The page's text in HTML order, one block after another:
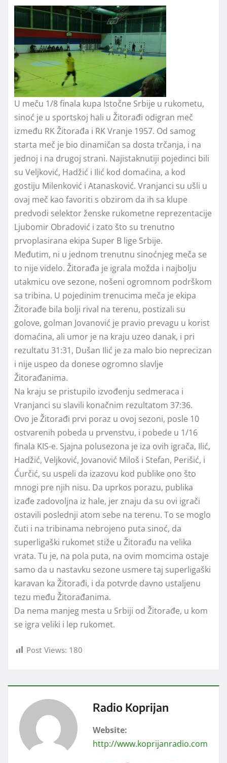
U meču 1/8 finala kupa Istočne Srbije u rukometu,
sinoć je u sportskoj hali u Žitorađi odigran meč
između RK Žitorađa i RK Vranje 1957. Od samog
starta meč je bio dinamičan sa dosta trčanja, i na
jednoj i na drugoj strani. Najistaknutiji pojedinci bili
su Veljković, Hadžić i Ilić kod domaćina, a kod
gostiju Milenković i Atanasković. Vranjanci su ušli u
ovaj meč kao favoriti s obzirom da ih sa klupe
predvodi selektor ženske rukometne reprezentacije
Ljubomir Obradović i zato što su trenutno
prvoplasirana ekipa Super B lige Srbije.
Međutim, ni u jednom trenutnu sinoćnjeg meča se
to nije videlo. Žitorađa je igrala možda i najbolju
utakmicu ove sezone, nošeni ogromnom podrškom
sa tribina. U pojedinim trenucima meča je ekipa
Žitorađe bila bolji rival na terenu, postizali su
golove, golman Jovanović je pravio prevagu u korist
domaćina, ali umor je na kraju uzeo danak, i pri
rezultatu 31:31, Dušan Ilić je za malo bio neprecizan
i nije uspeo da donese ogromno slavlje
Žitorađanima.
Na kraju se pristupilo izvođenju sedmeraca i
Vranjanci su slavili konačnim rezultatom 37:36.
Ovo je Žitorađi prvi poraz u ovoj sezoni, posle 10
ostvarenih pobeda u prvenstvu, i pobede u 1/16
finala KIS-e. Sjajna polusezona je iza ovih igrača, Ilić,
Hadžić, Veljković, Jovanović Miloš i Stefan, Perišić, i
Ćurčić, su uspeli da izazovu kod publike ono što
mnogi pre njih nisu. Da uprkos porazu, publika
izađe zadovoljna iz hale, jer znaju da su ovi igrači
ostavili poslednji atom sebe na terenu. To se moglo
čuti i na tribinama nebrojeno puta sinoć, da
superligaški rukomet stiže u Žitorađu na velika
vrata. Tu je, na pola puta, na ovim momcima ostaje
samo da u nastavku sezone usmere taj superligaški
karavan ka Žitorađi, i da potvrde davno ustaljenu
tezu među Žitorađanima.
Da nema manjeg mesta u Srbiji od Žitorađe, u kom
se igra veliki i lep rukomet.
Post Views: 180
Radio Koprijan
Website:
http://www.koprijanradio.com